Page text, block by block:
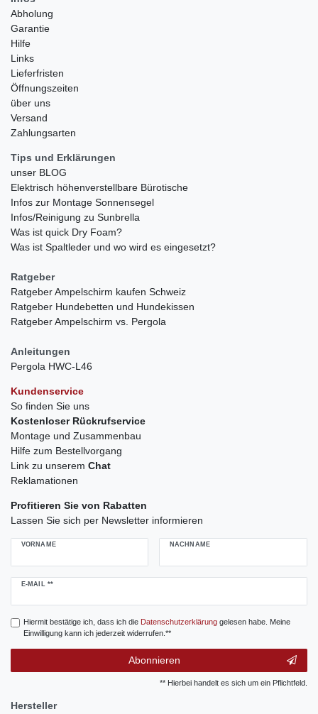
Abholung
Garantie
Hilfe
Links
Lieferfristen
Öffnungszeiten
über uns
Versand
Zahlungsarten
Tips und Erklärungen
unser BLOG
Elektrisch höhenverstellbare Bürotische
Infos zur Montage Sonnensegel
Infos/Reinigung zu Sunbrella
Was ist quick Dry Foam?
Was ist Spaltleder und wo wird es eingesetzt?
Ratgeber
Ratgeber Ampelschirm kaufen Schweiz
Ratgeber Hundebetten und Hundekissen
Ratgeber Ampelschirm vs. Pergola
Anleitungen
Pergola HWC-L46
Kundenservice
So finden Sie uns
Kostenloser Rückrufservice
Montage und Zusammenbau
Hilfe zum Bestellvorgang
Link zu unserem Chat
Reklamationen
Profitieren Sie von Rabatten
Lassen Sie sich per Newsletter informieren
VORNAME NACHNAME
E-MAIL **
Newsletter
Hiermit bestätige ich, dass ich die Daten­schutz­erklärunggelesen habe. Meine
Einwilligung kann ich jederzeit widerrufen.**
Abonnieren
** Hierbei handelt es sich um ein Pflichtfeld.
Hersteller